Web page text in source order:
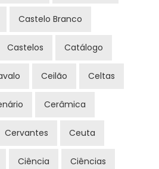
Castelo Branco
Castelos Catálogo
Ceilão Celtas
Cerâmica
Cervantes Ceuta
Ciência Ciências